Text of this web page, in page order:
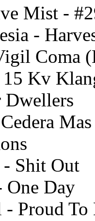
Mist -
-
Coma
Kv
Dwellers
Shit Out
One Day
Proud To